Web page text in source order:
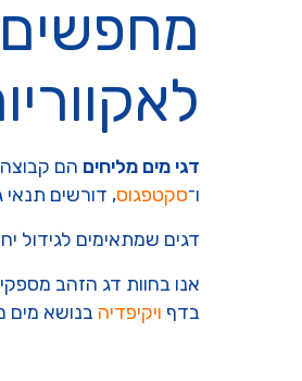
מחפשים
דגי מים מליחים הם קבוצה
ו־סקטפגוס, דורשים תנאי
דגים שמתאימים לגידול
אנו בחוות דג הזהב
בדף ויקיפדיה בנושא מים